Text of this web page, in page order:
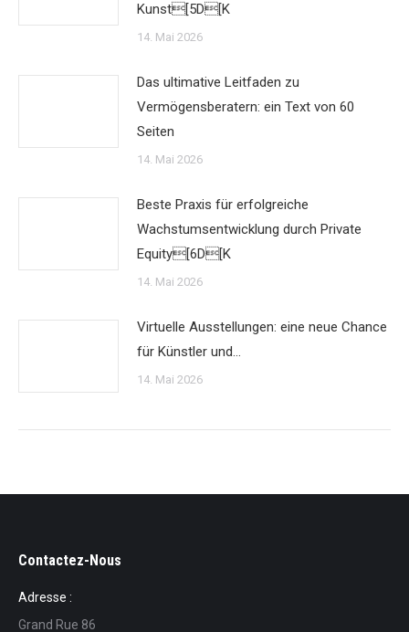
Kunst[5D[K
14. Mai 2026
Das ultimative Leitfaden zu
Vermögensberatern: ein Text von 60
Seiten
14. Mai 2026
Beste Praxis für erfolgreiche
Wachstumsentwicklung durch Private
Equity[6D[K
14. Mai 2026
Virtuelle Ausstellungen: eine neue Chance
für Künstler und…
14. Mai 2026
Contactez-Nous
Adresse :
Grand Rue 86